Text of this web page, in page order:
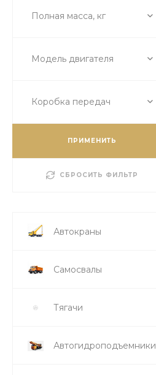
Полная масса, кг
Модель двигателя
Коробка передач
ПРИМЕНИТЬ
СБРОСИТЬ ФИЛЬТР
Автокраны
Самосвалы
Тягачи
Автогидроподъемники